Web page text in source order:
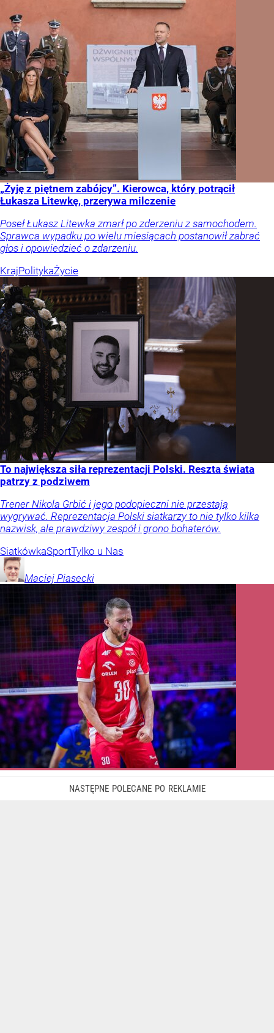
„Żyję z piętnem zabójcy”. Kierowca, który potrącił
Łukasza Litewkę, przerywa milczenie
Poseł Łukasz Litewka zmarł po zderzeniu z samochodem.
Sprawca wypadku po wielu miesiącach postanowił zabrać
głos i opowiedzieć o zdarzeniu.
KrajPolitykaŻycie
To największa siła reprezentacji Polski. Reszta świata
patrzy z podziwem
Trener Nikola Grbić i jego podopieczni nie przestają
wygrywać. Reprezentacja Polski siatkarzy to nie tylko kilka
nazwisk, ale prawdziwy zespół i grono bohaterów.
SiatkówkaSportTylko u Nas
Maciej Piasecki